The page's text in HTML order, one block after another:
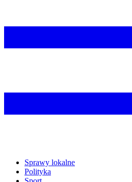
Sprawy lokalne
Polityka